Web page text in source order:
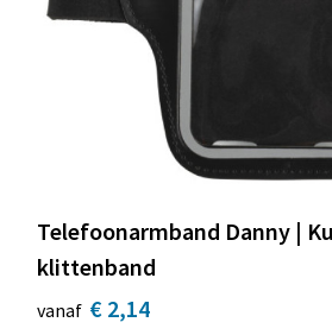
Telefoonarmband Danny |
klittenband
vanaf € 2,14